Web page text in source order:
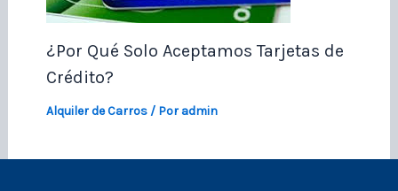
¿Por Qué Solo Aceptamos Tarjetas de
Crédito?
Alquiler de Carros/ Poradmin